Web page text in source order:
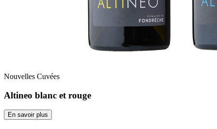
Nouvelles Cuvées
Altineo blanc et rouge
En savoir plus